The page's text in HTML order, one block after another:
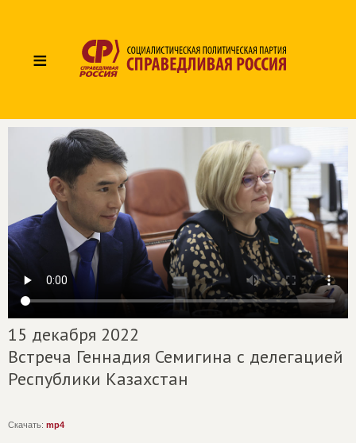
≡
15 декабря 2022
Встреча Геннадия Семигина с делегацией
Республики Казахстан
Скачать: mp4